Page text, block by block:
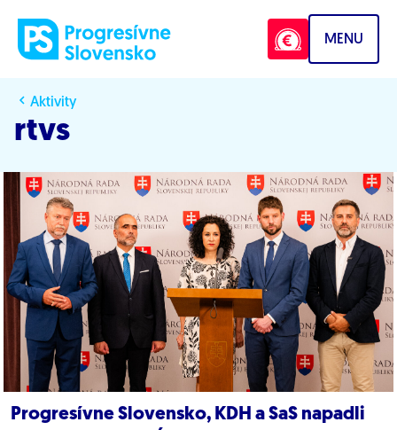
MENU
Aktivity
rtvs
Progresívne Slovensko, KDH a SaS napadli